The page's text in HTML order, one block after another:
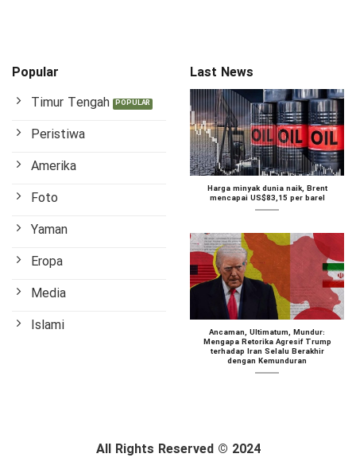
Popular
Timur Tengah
Peristiwa
Amerika
Foto
Yaman
Eropa
Media
Islami
Last News
Harga minyak dunia naik, Brent
mencapai US$83,15 per barel
Ancaman, Ultimatum, Mundur:
Mengapa Retorika Agresif Trump
terhadap Iran Selalu Berakhir
dengan Kemunduran
All Rights Reserved © 2024